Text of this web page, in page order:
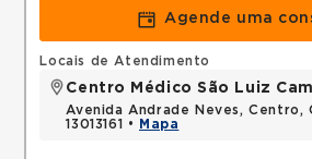
Agende uma
Locais de Atendimento
Centro Médico São Luiz
Avenida Andrade Neves, Centro,
13013161 •
Mapa